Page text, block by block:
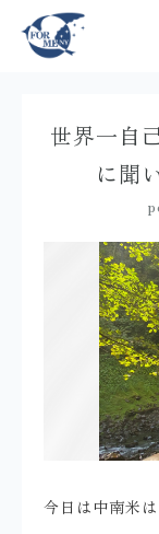
世界一自
に聞
今日は中南米